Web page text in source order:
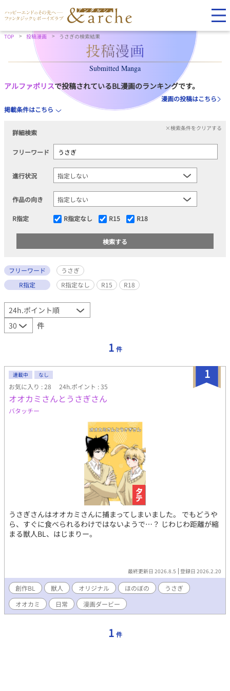
TOP 投稿漫画 うさぎの検索結果
Submitted Manga
アルファポリスで投稿されているBL漫画のランキングです。
漫画の投稿はこちら
掲載条件はこちら
詳細検索
×検索条件をクリアする
フリーワード
進行状況
作品の向き
R指定 R指定なし R15 R18
フリーワード
うさぎ
R指定
R指定なし R15 R18
件
1 件
1
連載中 なし
お気に入り : 28 24h.ポイント : 35
オオカミさんとうさぎさん
バタッチー
うさぎさんはオオカミさんに捕まってしまいました。 でもどうや
ら、すぐに食べられるわけではないようで…？ じわじわ距離が縮
まる獣人BL、はじまりー。
最終更新日 2026.8.5 登録日 2026.2.20
創作BL 獣人 オリジナル ほのぼの
うさぎ
オオカミ
日常 漫画ダービー
1 件